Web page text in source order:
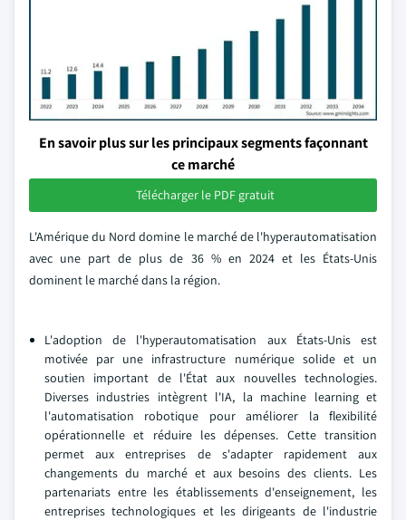
En savoir plus sur les principaux segments façonnant
ce marché
Télécharger le PDF gratuit
L'Amérique du Nord domine le marché de l'hyperautomatisation
avec une part de plus de 36 % en 2024 et les États-Unis
dominent le marché dans la région.
L'adoption de l'hyperautomatisation aux États-Unis est
motivée par une infrastructure numérique solide et un
soutien important de l'État aux nouvelles technologies.
Diverses industries intègrent l'IA, la machine learning et
l'automatisation robotique pour améliorer la flexibilité
opérationnelle et réduire les dépenses. Cette transition
permet aux entreprises de s'adapter rapidement aux
changements du marché et aux besoins des clients. Les
partenariats entre les établissements d'enseignement, les
entreprises technologiques et les dirigeants de l'industrie